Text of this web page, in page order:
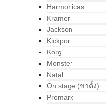
Harmonicas
Kramer
Jackson
Kickport
Korg
Monster
Natal
On stage (ขาตั้ง)
Promark